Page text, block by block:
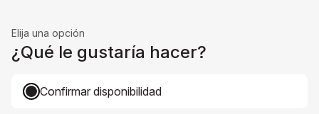
Elija una opción
¿Qué le gustaría hacer?
Confirmar disponibilidad